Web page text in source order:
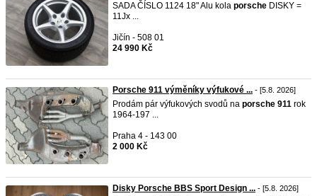
SADA ČÍSLO 1124 18" Alu kola porsche DISKY =
11Jx ...
Jičín - 508 01
24 990 Kč
Porsche 911 výměníky výfukové ... - [5.8. 2026]
Prodám pár výfukových svodů na porsche 911 rok
1964-197 ...
Praha 4 - 143 00
2 000 Kč
Disky Porsche BBS Sport Design ... - [5.8. 2026]